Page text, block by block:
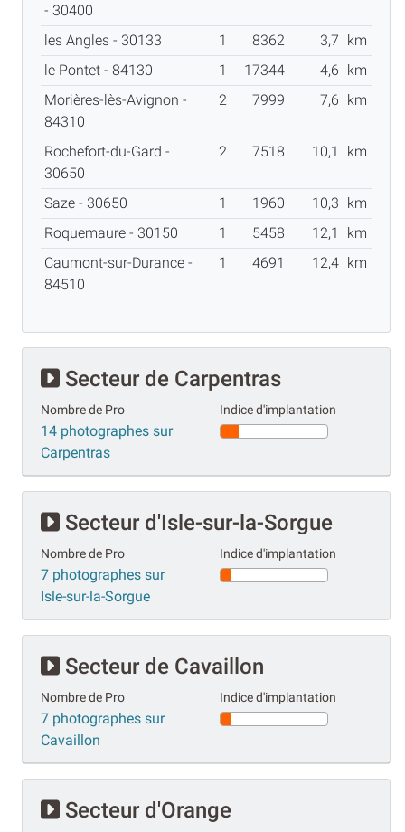
- 30400
les Angles - 30133 1 8362 3,7 km
le Pontet - 84130
1 17344 4,6 km
Morières-lès-Avignon -
84310
2 7999 7,6 km
Rochefort-du-Gard -
30650
2 7518 10,1 km
Saze - 30650 1 1960 10,3 km
Roquemaure - 30150
1 5458 12,1
km
Caumont-sur-Durance -
84510
1 4691 12,4 km
Secteur de Carpentras
Nombre de Pro
14 photographes sur
Carpentras
Indice d'implantation
Secteur d'Isle-sur-la-Sorgue
Nombre de Pro
7 photographes sur
Isle-sur-la-Sorgue
Indice d'implantation
Secteur de Cavaillon
Nombre de Pro
7 photographes sur
Cavaillon
Indice d'implantation
Secteur d'Orange